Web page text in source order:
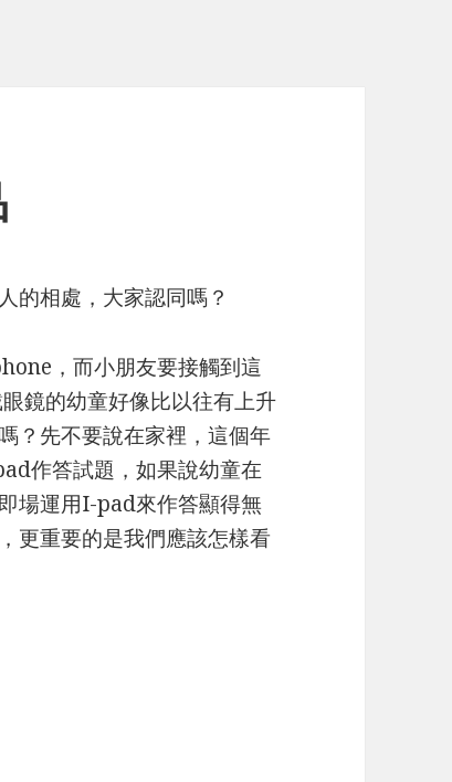
的相處，大家認同嗎？
，而小朋友要接觸到這
鏡的幼童好像比以往有上升
？先不要說在家裡，這個年
作答試題，如果說幼童在
場運用I-pad來作答顯得無
更重要的是我們應該怎樣看